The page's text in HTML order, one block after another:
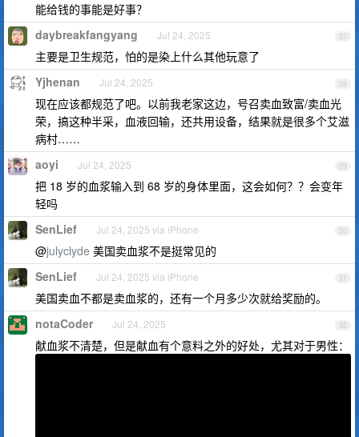
能给钱的事能是好事？
27
daybreakfangyang Jul 24, 2025
主要是卫生规范，怕的是染上什么其他玩意了
28
Yjhenan Jul 24, 2025
现在应该都规范了吧。以前我老家这边，号召卖血致富/卖血光
荣，搞这种半采，血液回输，还共用设备，结果就是很多个艾滋
病村……
29
aoyi Jul 24, 2025
把 18 岁的血浆输入到 68 岁的身体里面，这会如何？？会变年
轻吗
30
SenLief Jul 24, 2025 via iPhone
@julyclyde 美国卖血浆不是挺常见的
31
SenLief Jul 24, 2025 via iPhone
美国卖血不都是卖血浆的，还有一个月多少次就给奖励的。
32
notaCoder Jul 24, 2025
献血浆不清楚，但是献血有个意料之外的好处，尤其对于男性：